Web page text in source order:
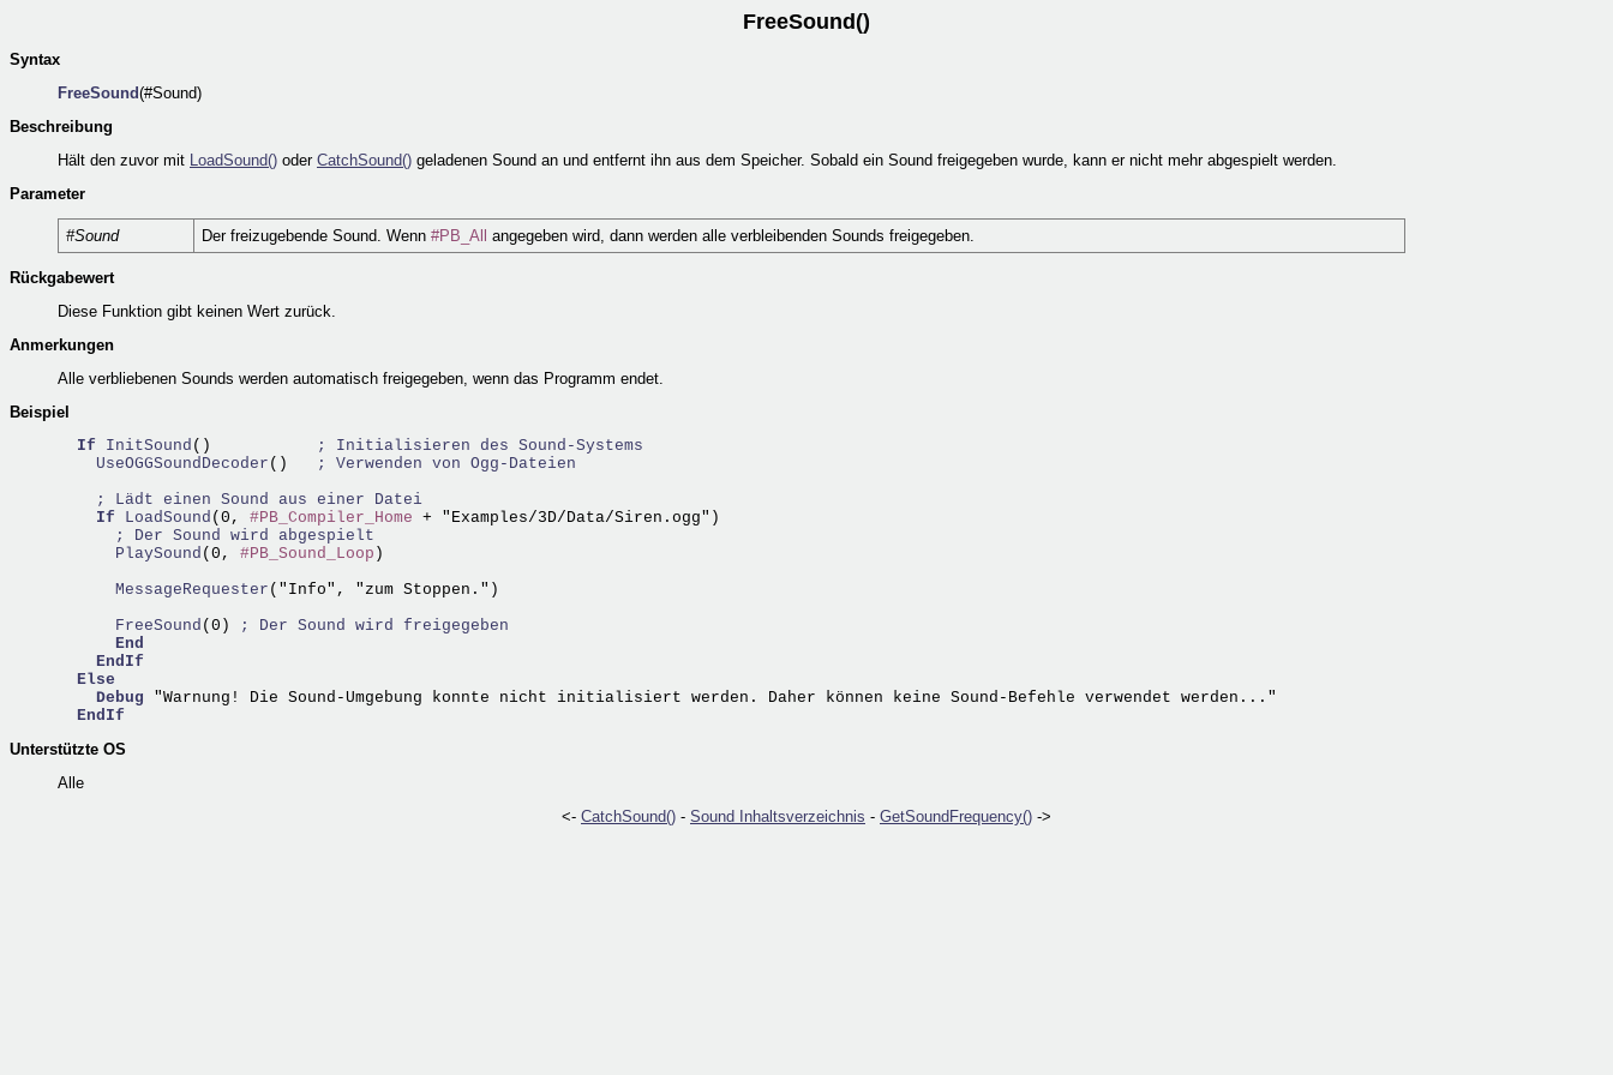
FreeSound()
Syntax
FreeSound(#Sound)
Beschreibung
Hält den zuvor mit LoadSound() oder CatchSound() geladenen Sound an und entfernt ihn aus dem Speicher. Sobald ein Sound freigegeben wurde, kann er nicht mehr abgespielt werden.
Parameter
#Sound Der freizugebende Sound. Wenn #PB_All angegeben wird, dann werden alle verbleibenden Sounds freigegeben.
Rückgabewert
Diese Funktion gibt keinen Wert zurück.
Anmerkungen
Alle verbliebenen Sounds werden automatisch freigegeben, wenn das Programm endet.
Beispiel
If
InitSound ()
; Initialisieren des Sound-Systems
    UseOGGSoundDecoder
()
; Verwenden von Ogg-Dateien
; Lädt einen Sound aus einer Datei
If
LoadSound (0, #PB_Compiler_Home + "Examples/3D/Data/Siren.ogg")
; Der Sound wird abgespielt
      PlaySound
(0, #PB_Sound_Loop )
      MessageRequester
("Info", "zum Stoppen.")
      FreeSound
(0)
; Der Sound wird freigegeben
End
EndIf
Else
Debug "Warnung! Die Sound-Umgebung konnte nicht initialisiert werden. Daher können keine Sound-Befehle verwendet werden..."
EndIf
Unterstützte OS
Alle
<- CatchSound() - Sound Inhaltsverzeichnis - GetSoundFrequency() ->